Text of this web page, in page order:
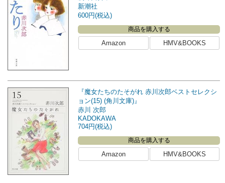
新潮社
600円(税込)
商品を購入する
Amazon HMV&BOOKS
『魔女たちのたそがれ 赤川次郎ベストセレクシ
ョン(15) (角川文庫)』
赤川 次郎
KADOKAWA
704円(税込)
商品を購入する
Amazon HMV&BOOKS